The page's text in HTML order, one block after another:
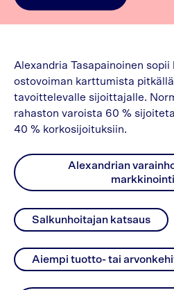
Alexandria Tasapainoinen
ostovoiman karttumista
tavoittelevalle sijoittajalle.
rahaston varoista 60 %
40 % korkosijoituksiin.
Alexandrian
Salkunhoitajan katsaus
Aiempi tuotto- tai